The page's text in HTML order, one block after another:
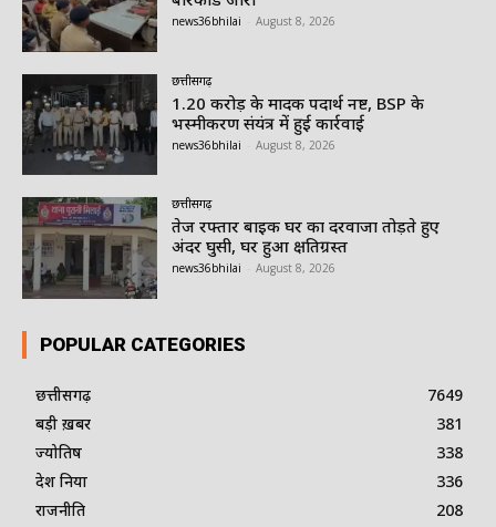
news36bhilai August 8, 2026
छत्तीसगढ़
1.20 करोड़ के मादक पदार्थ नष्ट, BSP के
भस्मीकरण संयंत्र में हुई कार्रवाई
news36bhilai August 8, 2026
छत्तीसगढ़
तेज रफ्तार बाइक घर का दरवाजा तोड़ते हुए
अंदर घुसी, घर हुआ क्षतिग्रस्त
news36bhilai August 8, 2026
POPULAR CATEGORIES
छत्तीसगढ़
7649
बड़ी ख़बर
381
ज्योतिष
338
देश दुनिया
336
राजनीति
208